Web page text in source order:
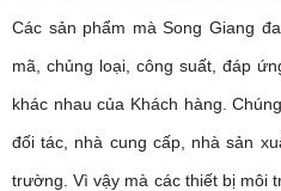
Các sản phẩm mà Song Giang
mã, chủng loại, công suất, đáp
khác nhau của Khách hàng.
đối tác, nhà cung cấp, nhà sản
trường. Vì vậy mà các thiết bị môi